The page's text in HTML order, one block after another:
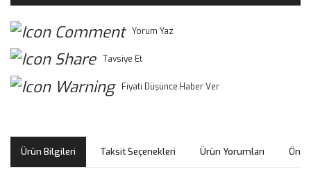
Yorum Yaz
Tavsiye Et
Fiyatı Düşünce Haber Ver
Ürün Bilgileri Taksit Seçenekleri Ürün Yorumları